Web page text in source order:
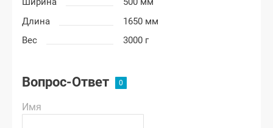
Длина
1650 мм
Вес
3000 г
Вопрос-Ответ
Имя